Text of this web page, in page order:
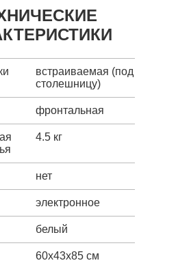
встраиваемая (под
столешницу)
фронтальная
4.5 кг
нет
электронное
белый
60x43x85 см